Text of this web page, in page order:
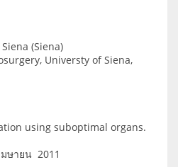
(Siena)
Universty of Siena,
using suboptimal organs.
มษายน 2011